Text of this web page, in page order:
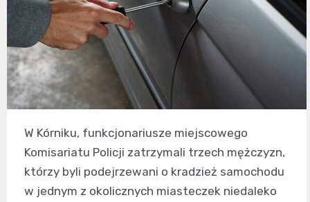
W Kórniku, funkcjonariusze miejscowego
Komisariatu Policji zatrzymali trzech mężczyzn,
którzy byli podejrzewani o kradzież samochodu
w jednym z okolicznych miasteczek niedaleko